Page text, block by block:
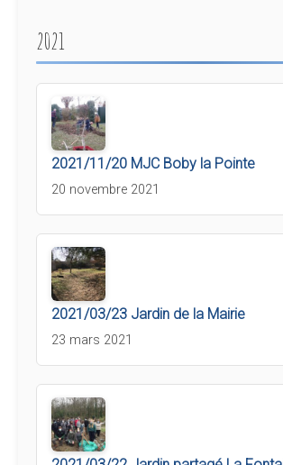
2021
2021/11/20 MJC Boby la Pointe
20 novembre 2021
2021/03/23 Jardin de la Mairie
23 mars 2021